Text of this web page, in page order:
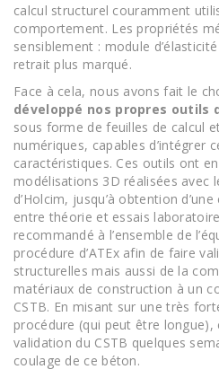
calcul structurel couramment
comportement. Les propriétés
sensiblement : module
retrait plus marqué.
Face à cela, nous avons fait le
développé nos propres outils
sous forme de feuilles de calcul
numériques, capables d’intégrer
caractéristiques. Ces outils ont
modélisations 3D réalisées avec
d’Holcim, jusqu’à obtention
entre théorie et essais
recommandé à l’ensemble de
procédure d’ATEx afin de faire
structurelles mais aussi de la
matériaux de construction à un
CSTB. En misant sur une très
procédure (qui peut être longue),
validation du CSTB quelques
coulage de ce béton.